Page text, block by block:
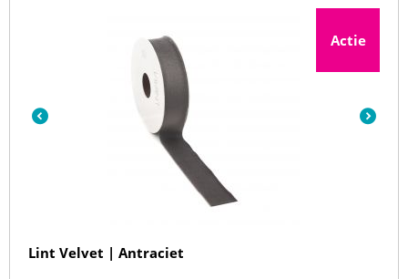
Actie
Lint Velvet | Antraciet